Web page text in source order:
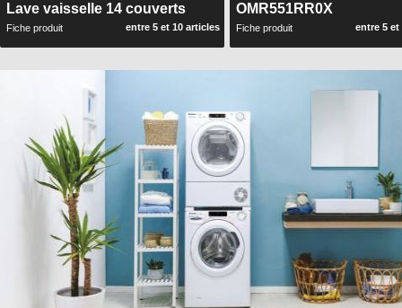
Lave vaisselle 14 couverts
Fiche produit entre 5 et 10 articles
OMR551RR0X
Fiche produit entre 5 et